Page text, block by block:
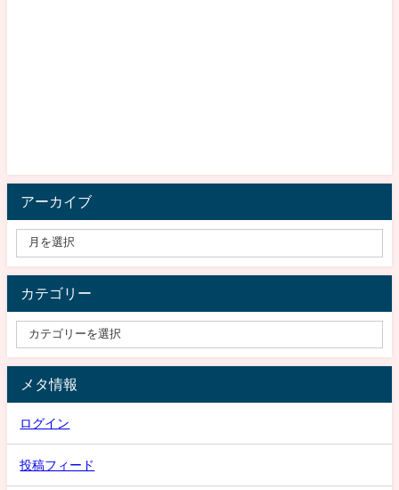
アーカイブ
カテゴリー
メタ情報
ログイン
投稿フィード